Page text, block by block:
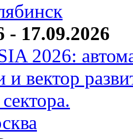
- 17.09.2026
2026:
и вектор